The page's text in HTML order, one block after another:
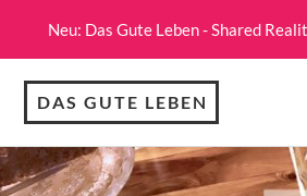
DAS GUTE LEBEN
Neu: Das Gute Leben - Shared